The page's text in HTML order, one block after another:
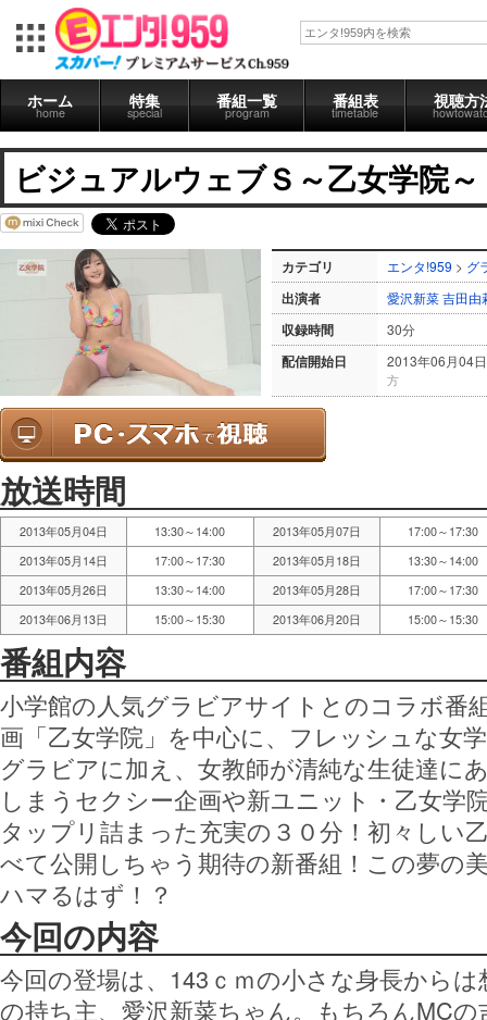
ホーム
home
特集
special
番組一覧
program
番組表
timetable
視聴方
ビジュアルウェブＳ～乙女学院
カテゴリ エンタ!959 > グ
出演者 愛沢新菜吉田由
収録時間 30分
配信開始日 2013年06月04日
方
放送時間
2013年05月04日 13:30～14:00 2013年05月07日
17:00～17:30
2013年05月14日
17:00～17:30 2013年05月18日
13:30～14:00
2013年05月26日
13:30～14:00 2013年05月28日
17:00～17:30
2013年06月13日
15:00～15:30 2013年06月20日 15:00～15:30
番組内容
小学館の人気グラビアサイトとのコラボ番
画「乙女学院」を中心に、フレッシュな女
グラビアに加え、女教師が清純な生徒達に
しまうセクシー企画や新ユニット・乙女学
タップリ詰まった充実の３０分！初々しい
べて公開しちゃう期待の新番組！この夢の
ハマるはず！？
今回の内容
今回の登場は、143ｃｍの小さな身長から
の持ち主、愛沢新菜ちゃん。もちろんMC